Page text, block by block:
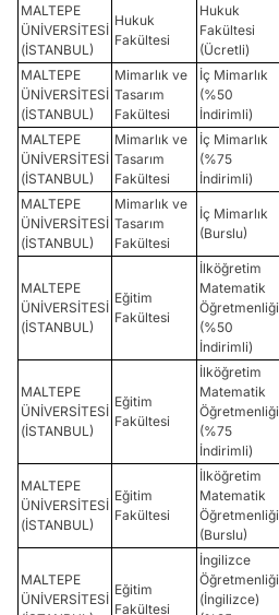
MALTEPE
ÜNİVERSİTESİ
(İSTANBUL)
Hukuk
Fakültesi
Hukuk
Fakültesi
(Ücretli)
MALTEPE
ÜNİVERSİTESİ
(İSTANBUL)
Mimarlık ve
Tasarım
Fakültesi
İç Mimarlık
(%50
İndirimli)
MALTEPE
ÜNİVERSİTESİ
(İSTANBUL)
Mimarlık ve
Tasarım
Fakültesi
İç Mimarlık
(%75
İndirimli)
MALTEPE
ÜNİVERSİTESİ
(İSTANBUL)
Mimarlık ve
Tasarım
Fakültesi
İç Mimarlık
(Burslu)
MALTEPE
ÜNİVERSİTESİ
(İSTANBUL)
Eğitim
Fakültesi
İlköğretim
Matematik
Öğretmenliği
(%50
İndirimli)
MALTEPE
ÜNİVERSİTESİ
(İSTANBUL)
Eğitim
Fakültesi
İlköğretim
Matematik
Öğretmenliği
(%75
İndirimli)
MALTEPE
ÜNİVERSİTESİ
(İSTANBUL)
Eğitim
Fakültesi
İlköğretim
Matematik
Öğretmenliği
(Burslu)
MALTEPE
ÜNİVERSİTESİ
Eğitim
Fakültesi
İngilizce
Öğretmenliği
(İngilizce)